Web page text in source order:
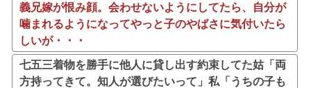
義兄嫁が恨み顔。会わせないようにしてたら、自分が
噛まれるようになってやっと子のやばさに気付いたら
しいが・・・
七五三着物を勝手に他人に貸し出す約束してた姑「両
方持ってきて。知人が選びたいって」私「うちの子も